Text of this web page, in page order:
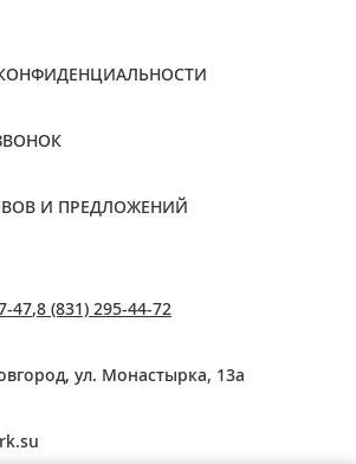
И ПРЕДЛОЖЕНИЙ
47,8 (831) 295-44-72
ул. Монастырка, 13a